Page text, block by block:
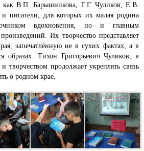
как В.П. Барышникова, Т.Г. Чуликов, Е.В.
писатели, для которых их малая родина
вдохновения, но и главным
Их творчество представляет
запечатлённую не в сухих фактах, а в
образах. Тихон Григорьевич Чуликов, в
творчеством продолжает укреплять связь
о родном крае.